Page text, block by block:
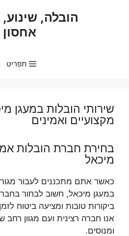
הובלה, שינוע,
אחסון
תפריט
שירותי הובלות במעגן
מקצועיים ואמינים
בחירת חברת הובלות
מיכאל
כאשר אתם מתכננים לעבור
במעגן מיכאל, חשוב לבחור
ביקורות טובות ומציעה ביטוח
אנו חברה רצינית ועם מגוון רחב
ומנוסים.